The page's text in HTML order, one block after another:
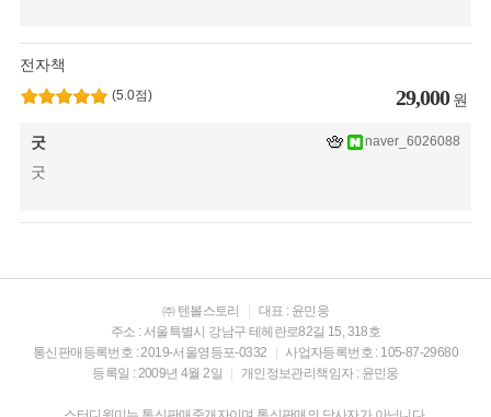
전자책
(5.0점) 29,000 원
굿 naver_6026088
굿
㈜ 텐볼스토리
대표 : 윤민웅
주소 : 서울특별시 강남구 테헤란로82길 15, 318호
통신판매등록번호 : 2019-서울영등포-0332
사업자등록번호 : 105-87-29680
등록일 : 2009년 4월 2일
개인정보관리책임자 : 윤민웅